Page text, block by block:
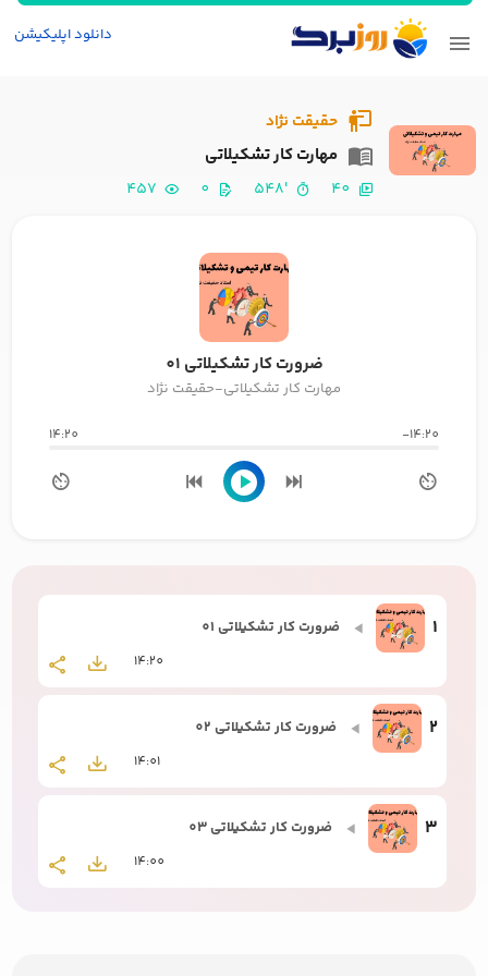
دانلود اپلیکیشن
حقیقت نژاد
مهارت کار تشکیلاتی
40
'548
0
457
ضرورت کار تشکیلاتی 01
مهارت کار تشکیلاتی-حقیقت نژاد
-14:20
14:20
1 ضرورت کار تشکیلاتی 01
14:20
2 ضرورت کار تشکیلاتی 02
14:01
3 ضرورت کار تشکیلاتی 03
14:00